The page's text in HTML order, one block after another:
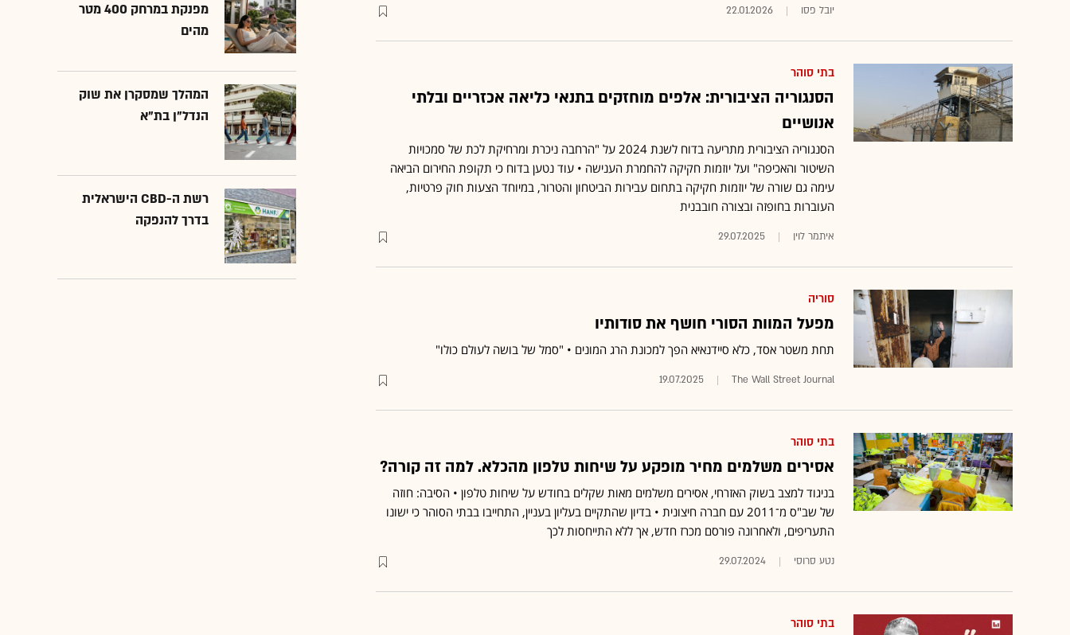
יובל פסו 22.01.2026
בתי סוהר
הסנגוריה הציבורית: אלפים מוחזקים בתנאי כליאה אכזריים ובלתי
אנושיים
הסנגוריה הציבורית מתריעה בדוח לשנת 2024 על "הרחבה ניכרת ומרחיקת לכת של סמכויות
השיטור והאכיפה" ועל יוזמות חקיקה להחמרת הענישה • עוד נטען בדוח כי תקופת החירום הביאה
עימה גם שורה של יוזמות חקיקה בתחום עבירות הביטחון והטרור, במיוחד הצעות חוק פרטיות,
העוברות בחופזה ובצורה חובבנית
איתמר לוין 29.07.2025
סוריה
מפעל המוות הסורי חושף את סודותיו
תחת משטר אסד, כלא סיידנאיא הפך למכונת הרג המונים • "סמל של בושה לעולם כולו"
The Wall Street Journal
19.07.2025
בתי סוהר
אסירים משלמים מחיר מופקע על שיחות טלפון מהכלא. למה זה קורה?
בניגוד למצב בשוק האזרחי, אסירים משלמים מאות שקלים בחודש על שיחות טלפון • הסיבה: חוזה
של שב"ס מ־2011 עם חברה חיצונית • בדיון שהתקיים בעליון בעניין, התחייבו בבתי הסוהר כי ישונו
התעריפים, ולאחרונה פורסם מכרז חדש, אך ללא התייחסות לכך
נטע סרוסי 29.07.2024
בתי סוהר
מפנקת במרחק 400 מטר
מהים
המהלך שמסקרן את שוק
הנדל"ן בת"א
רשת ה-CBD הישראלית
בדרך להנפקה